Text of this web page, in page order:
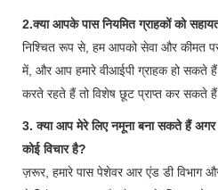
2.क्या आपके पास नियमित ग्राहकों को
निश्चित रूप से, हम आपको सेवा और कीमत
में, और आप हमारे वीआईपी ग्राहक हो सकते हैं
करते रहते हैं तो विशेष छूट प्राप्त कर सकते
3. क्या आप मेरे लिए नमूना बना सकते हैं
कोई विचार है?
ज़रूर, हमारे पास पेशेवर आर एंड डी विभाग